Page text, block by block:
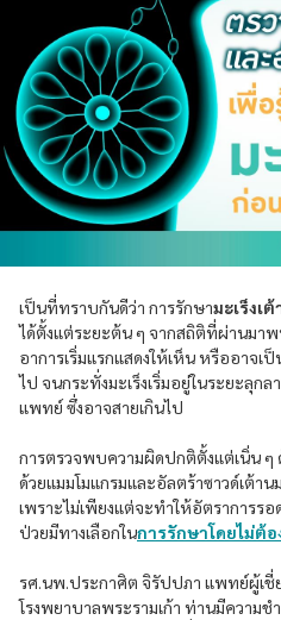
เป็นที่ทราบกันดีว่า การรักษามะเร็งเ
ได้ตั้งแต่ระยะต้น ๆ จากสถิติที่ผ่านมาพ
อาการเริ่มแรกแสดงให้เห็น หรืออาจเ
ไป จนกระทั่งมะเร็งเริ่มอยู่ในระยะลุก
แพทย์ ซึ่งอาจสายเกินไป
การตรวจพบความผิดปกติตั้งแต่เนิ่น ๆ
ด้วยแมมโมแกรมและอัลตร้าซาวด์เต้า
เพราะไม่เพียงแต่จะทำให้อัตราการร
ป่วยมีทางเลือกในการรักษาโดยไม่ต้
รศ.นพ.ประกาศิต จิรัปปภา แพทย์ผู้เชี่
โรงพยาบาลพระรามเก้า ท่านมีความ